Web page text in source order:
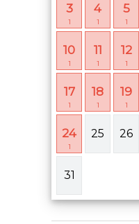
3
1
4
1
5
1
10
1
11
1
12
1
17
1
18
1
19
1
24
1
25 26
31